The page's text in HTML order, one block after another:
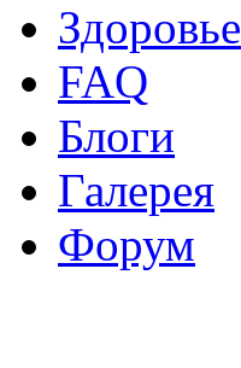
Здоровье
FAQ
Блоги
Галерея
Форум